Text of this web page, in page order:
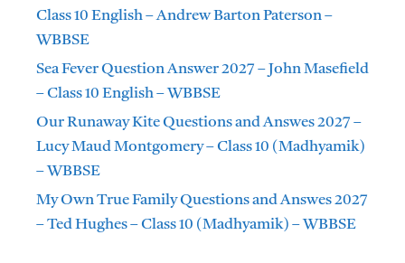
Class 10 English – Andrew Barton Paterson –
WBBSE
Sea Fever Question Answer 2027 – John Masefield
– Class 10 English – WBBSE
Our Runaway Kite Questions and Answes 2027 –
Lucy Maud Montgomery – Class 10 (Madhyamik)
– WBBSE
My Own True Family Questions and Answes 2027
– Ted Hughes – Class 10 (Madhyamik) – WBBSE